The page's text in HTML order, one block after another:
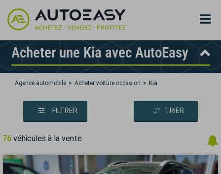
Acheter une Kia avec AutoEasy
Agence automobile Acheter voiture occasion Kia
FILTRER TRIER
76 véhicules à la vente